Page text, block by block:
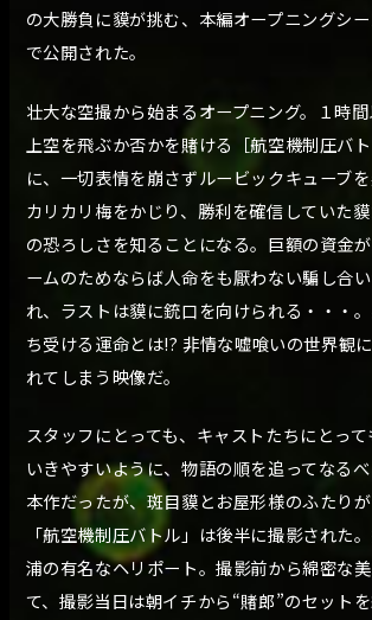
の大勝負に貘が挑む、本編オープニングシ
で公開された。
壮大な空撮から始まるオープニング。１時
上空を飛ぶか否かを賭ける［航空機制圧バ
に、一切表情を崩さずルービックキューブを
カリカリ梅をかじり、勝利を確信していた
の恐ろしさを知ることになる。巨額の資金
ームのためならば人命をも厭わない騙し合
れ、ラストは貘に銃口を向けられる・・・
ち受ける運命とは!? 非情な嘘喰いの世界観
れてしまう映像だ。
スタッフにとっても、キャストたちにとっ
いきやすいように、物語の順を追ってなる
本作だったが、斑目貘とお屋形様のふたり
「航空機制圧バトル」は後半に撮影された
浦の有名なヘリポート。撮影前から綿密な
て、撮影当日は朝イチから“賭郎”のセットを